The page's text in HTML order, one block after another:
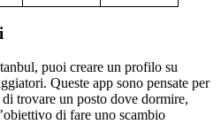
puoi creare un profilo su
Queste app sono pensate per
trovare un posto dove dormire,
di fare uno scambio